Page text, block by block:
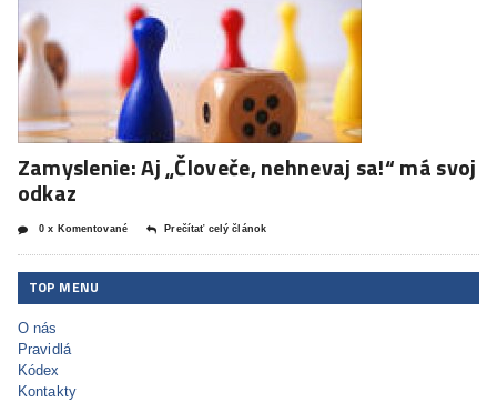
Zamyslenie: Aj „Človeče, nehnevaj sa!“ má svoj
odkaz
0 x Komentované Prečítať celý článok
TOP MENU
O nás
Pravidlá
Kódex
Kontakty